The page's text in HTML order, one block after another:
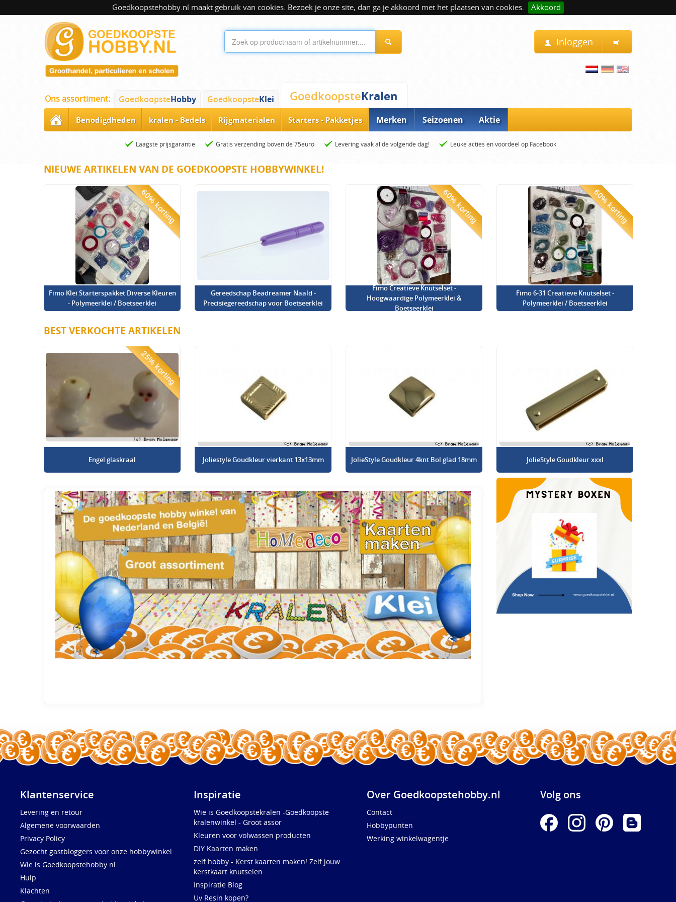
Goedkoopstehobby.nl maakt gebruik van cookies. Bezoek je onze site, dan ga je akkoord met het plaatsen van cookies. Akkoord
Inloggen
Ons assortiment: GoedkoopsteHobby GoedkoopsteKlei GoedkoopsteKralen
Benodigdheden kralen - Bedels Rijgmaterialen Starters - Pakketjes Merken Seizoenen Aktie
Laagste prijsgarantie Gratis verzending boven de 75euro Levering vaak al de volgende dag! Leuke acties en voordeel op Facebook
NIEUWE ARTIKELEN VAN DE GOEDKOOPSTE HOBBYWINKEL!
60% korting
Fimo Klei Starterspakket Diverse Kleuren
- Polymeerklei / Boetseerklei
Gereedschap Beadreamer Naald -
Precisiegereedschap voor Boetseerklei
60% korting
Fimo Creatieve Knutselset -
Hoogwaardige Polymeerklei &
Boetseerklei
60% korting
Fimo 6-31 Creatieve Knutselset -
Polymeerklei / Boetseerklei
BEST VERKOCHTE ARTIKELEN
25% korting
Engel glaskraal Joliestyle Goudkleur vierkant 13x13mm JolieStyle Goudkleur 4knt Bol glad 18mm JolieStyle Goudkleur xxxl
Klantenservice
Levering en retour
Algemene voorwaarden
Privacy Policy
Gezocht gastbloggers voor onze hobbywinkel
Wie is Goedkoopstehobby.nl
Hulp
Klachten
Inspiratie
Wie is Goedkoopstekralen -Goedkoopste
kralenwinkel - Groot assor
Kleuren voor volwassen producten
DIY Kaarten maken
zelf hobby - Kerst kaarten maken! Zelf jouw
kerstkaart knutselen
Inspiratie Blog
Uv Resin kopen?
Over Goedkoopstehobby.nl
Contact
Hobbypunten
Werking winkelwagentje
Volg ons